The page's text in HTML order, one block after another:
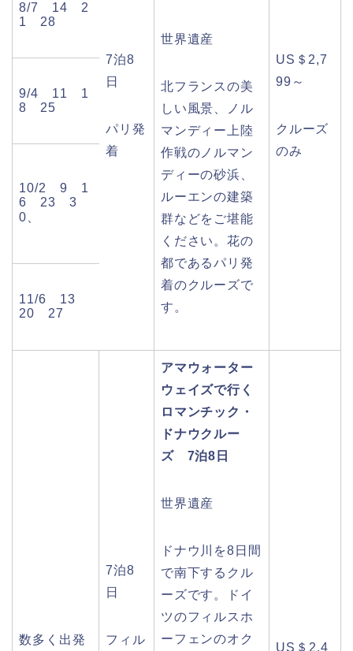
7泊8
日
パリ発
着
世界遺産
北フランスの美
しい風景、ノル
マンディー上陸
作戦のノルマン
ディーの砂浜、
ルーエンの建築
群などをご堪能
ください。花の
都であるパリ発
着のクルーズで
す。
US＄2,7
99～
クルーズ
のみ
8/7 14 2
1 28
9/4 11 1
8 25
10/2 9 1
6 23 3
0、
11/6 13
20 27
数多く出発
7泊8
日
フィル
アマウォーター
ウェイズで行く
ロマンチック・
ドナウクルー
ズ 7泊8日
世界遺産
ドナウ川を8日間
で南下するクル
ーズです。ドイ
ツのフィルスホ
ーフェンのオク
US＄2,4